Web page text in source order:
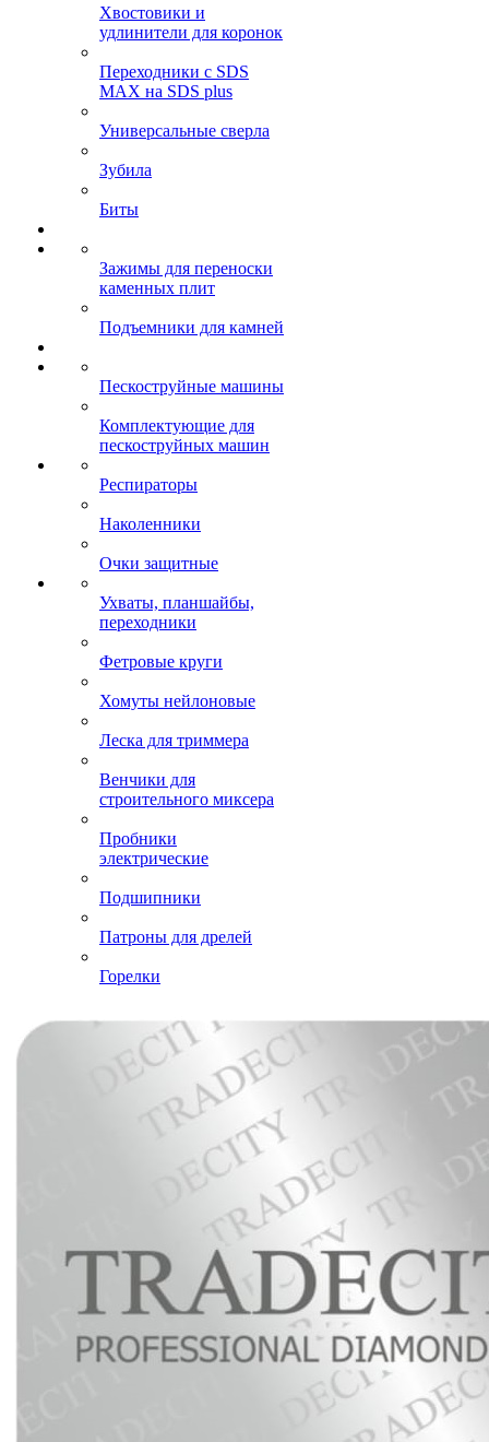
Хвостовики и
удлинители для коронок
Переходники с SDS
MAX на SDS plus
Универсальные сверла
Зубила
Биты
Зажимы для переноски
каменных плит
Подъемники для камней
Пескоструйные машины
Комплектующие для
пескоструйных машин
Респираторы
Наколенники
Очки защитные
Ухваты, планшайбы,
переходники
Фетровые круги
Хомуты нейлоновые
Леска для триммера
Венчики для
строительного миксера
Пробники
электрические
Подшипники
Патроны для дрелей
Горелки